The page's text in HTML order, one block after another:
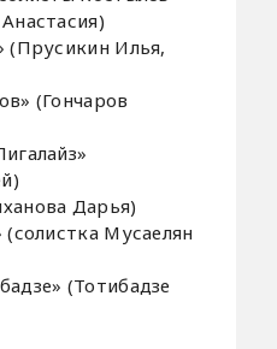
(Прусикин Илья,
(Гончаров
Дарья)
(солистка Мусаелян
(Тотибадзе